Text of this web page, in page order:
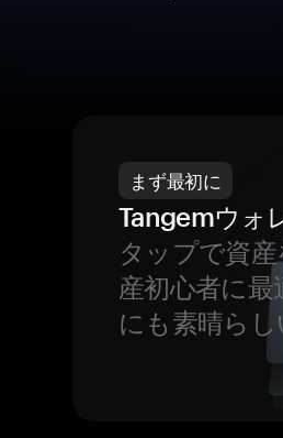
まず最初に
Tangemウォ
タップで資
産初心者に
にも素晴らし